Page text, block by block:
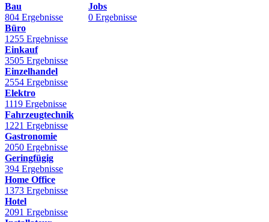
Bau
804 Ergebnisse
Büro
1255 Ergebnisse
Einkauf
3505 Ergebnisse
Einzelhandel
2554 Ergebnisse
Elektro
1119 Ergebnisse
Fahrzeugtechnik
1221 Ergebnisse
Gastronomie
2050 Ergebnisse
Geringfügig
394 Ergebnisse
Home Office
1373 Ergebnisse
Hotel
2091 Ergebnisse
Jobs
0 Ergebnisse